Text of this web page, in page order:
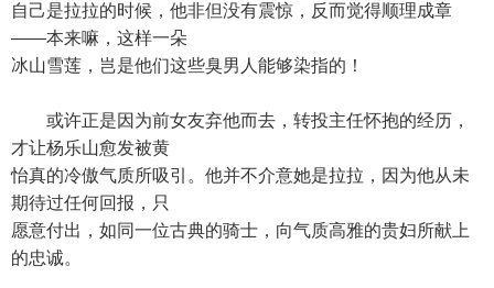
自己是拉拉的时候，他非但没有震惊，反而觉得顺理成章
——本来嘛，这样一朵
冰山雪莲，岂是他们这些臭男人能够染指的！
或许正是因为前女友弃他而去，转投主任怀抱的经历，
才让杨乐山愈发被黄
怡真的冷傲气质所吸引。他并不介意她是拉拉，因为他从未
期待过任何回报，只
愿意付出，如同一位古典的骑士，向气质高雅的贵妇所献上
的忠诚。